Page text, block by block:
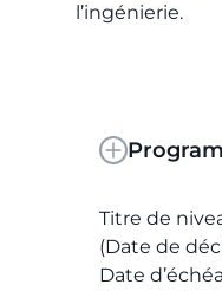
l’ingénierie.
Titre de
(Date de
Date